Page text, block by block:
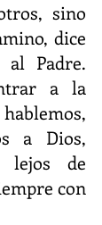
sino
dice
al Padre.
a la
a Dios,
lejos de
con